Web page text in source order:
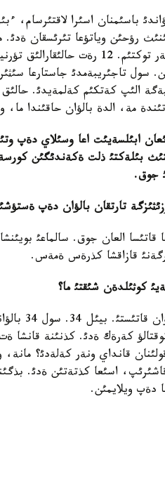
140 كةلئ بالؤاندئ باسئمنان اسئرا
رؤحئن وياتؤعا تئرئسقان
بوزكئلةمدة بئرنةشة جئل تةر
سول تاجئريبةمدئ جاستارعا
الئپ كةتكئم كةلمةيدئ. حالئق
مة، الدة بالؤان حاقئندا
بئلةكتئ ذلت ةكةندئگئن
جوق.
تارتقان بالؤان دةپ
العان جوق. سالماعئ
قازاقشا كذرةس ةمةس.
كوثئلدةن شئقتئ ما؟
- بئلتئر
كةرةك ةدئ. كذنئنة قانشا
قانداي ونةر كةلةدئ؟
اسئعا كذتةتئن ةدئ.
دةپ ويلايمئن.